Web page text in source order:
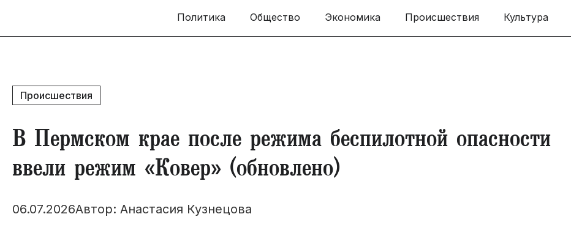
Политика Общество Экономика Происшествия Культура
Происшествия
В Пермском крае после режима беспилотной опасности
ввели режим «Ковер» (обновлено)
06.07.2026Автор: Анастасия Кузнецова